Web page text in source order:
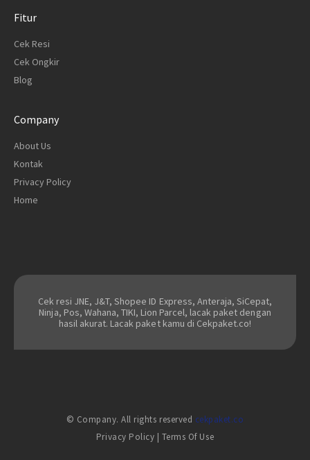
Fitur
Cek Resi
Cek Ongkir
Blog
Company
About Us
Kontak
Privacy Policy
Home
Cek resi JNE, J&T, Shopee ID Express, Anteraja, SiCepat,
Ninja, Pos, Wahana, TIKI, Lion Parcel, lacak paket dengan
hasil akurat. Lacak paket kamu di Cekpaket.co!
© Company. All rights reserved cekpaket.co
Privacy Policy | Terms Of Use